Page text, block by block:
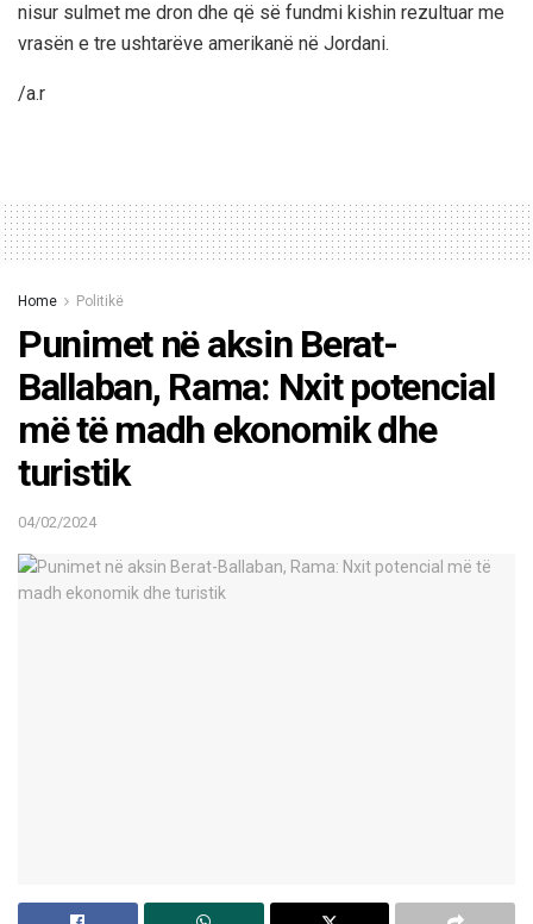
nisur sulmet me dron dhe që së fundmi kishin rezultuar me
vrasën e tre ushtarëve amerikanë në Jordani.
/a.r
Home Politikë
Punimet në aksin Berat-
Ballaban, Rama: Nxit potencial
më të madh ekonomik dhe
turistik
04/02/2024